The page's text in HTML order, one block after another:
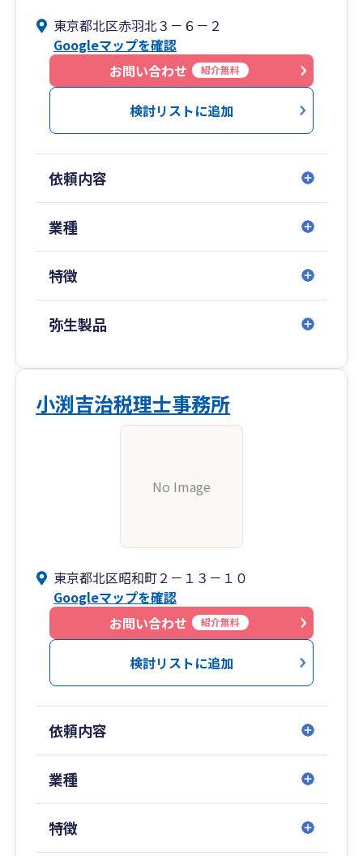
対応いたしております。
対応は、税理士が直接担当いたします。ご予算、
ご要望、取引規模等をお聞きした上で、顧問契約
承ります。
お気軽にお問い合わせください。
東京都北区赤羽北３－６－２
Googleマップを確認
お問い合わせ
紹介無料
検討リストに追加
依頼内容
業種
特徴
弥生製品
小渕吉治税理士事務所
No Image
東京都北区昭和町２－１３－１０
Googleマップを確認
お問い合わせ
紹介無料
検討リストに追加
依頼内容
業種
特徴